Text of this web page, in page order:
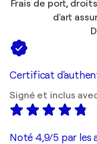
Frais de port,
d'art
Certificat
Signé et inclus
Noté 4,9/5 par les